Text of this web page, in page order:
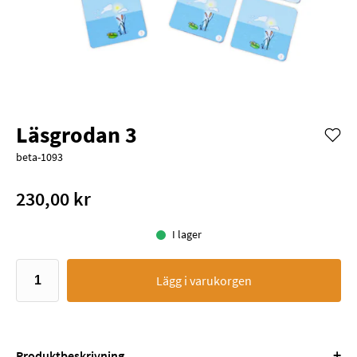
Läsgrodan 3
beta-1093
230,00 kr
I lager
Lägg i varukorgen